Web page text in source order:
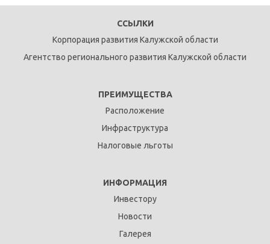
ССЫЛКИ
Корпорация развития Калужской области
Агентство регионального развития Калужской области
ПРЕИМУЩЕСТВА
Расположение
Инфраструктура
Налоговые льготы
ИНФОРМАЦИЯ
Инвестору
Новости
Галерея